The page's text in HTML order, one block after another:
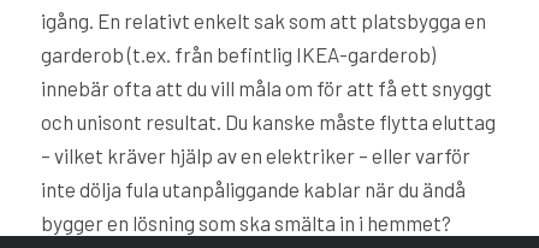
igång. En relativt enkelt sak som att platsbygga en
garderob (t.ex. från befintlig IKEA-garderob)
innebär ofta att du vill måla om för att få ett snyggt
och unisont resultat. Du kanske måste flytta eluttag
– vilket kräver hjälp av en elektriker – eller varför
inte dölja fula utanpåliggande kablar när du ändå
bygger en lösning som ska smälta in i hemmet?